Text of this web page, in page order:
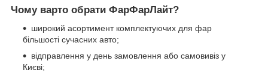
Чому варто обрати ФарФарЛайт?
широкий асортимент комплектуючих для фар
більшості сучасних авто;
відправлення у день замовлення або самовивіз у
Києві;